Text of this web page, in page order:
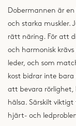
Dobermannen är
och starka muskler.
rätt näring. För att
och harmonisk
leder, och som
kost bidrar inte
att bevara rörlighet,
hälsa. Särskilt
hjärt- och